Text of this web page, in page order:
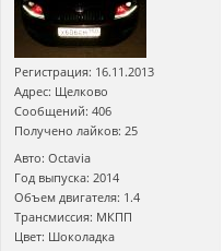
Регистрация: 16.11.2013
Адрес: Щелково
Сообщений: 406
Получено лайков: 25
Авто: Octavia
Год выпуска: 2014
Объем двигателя: 1.4
Трансмиссия: МКПП
Цвет: Шоколадка